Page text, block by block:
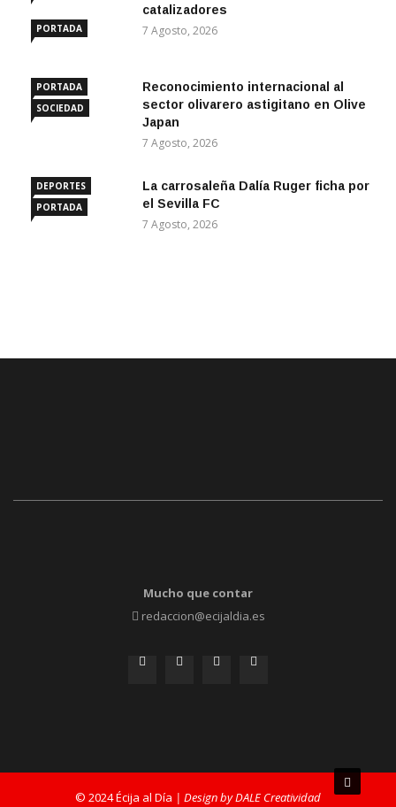
PORTADA
catalizadores
7 Agosto, 2026
PORTADA
SOCIEDAD
Reconocimiento internacional al
sector olivarero astigitano en Olive
Japan
7 Agosto, 2026
DEPORTES
PORTADA
La carrosaleña Dalía Ruger ficha por
el Sevilla FC
7 Agosto, 2026
Mucho que contar
redaccion@ecijaldia.es
© 2024 Écija al Día | Design by DALE Creatividad